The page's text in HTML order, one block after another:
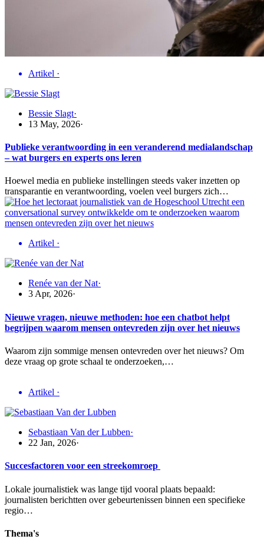
Artikel ·
Bessie Slagt·
13 May, 2026·
Publieke verantwoording in een veranderend medialandschap
– wat burgers en experts ons leren
Hoewel media en publieke instellingen steeds vaker inzetten op
transparantie en verantwoording, voelen veel burgers zich…
Artikel ·
Renée van der Nat·
3 Apr, 2026·
Nieuwe vragen, nieuwe methoden: hoe een chatbot helpt
begrijpen waarom mensen ontevreden zijn over het nieuws
Waarom zijn sommige mensen ontevreden over het nieuws? Om
deze vraag op grote schaal te onderzoeken,…
Artikel ·
Sebastiaan Van der Lubben·
22 Jan, 2026·
Succesfactoren voor een streekomroep
Lokale journalistiek was lange tijd vooral plaats bepaald:
journalisten berichtten over gebeurtenissen binnen een specifieke
regio…
Thema's